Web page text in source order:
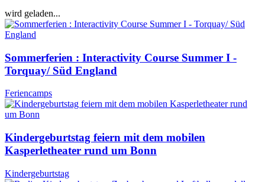
wird geladen...
Sommerferien : Interactivity Course Summer I -
Torquay/ Süd England
Feriencamps
Kindergeburtstag feiern mit dem mobilen
Kasperletheater rund um Bonn
Kindergeburtstag